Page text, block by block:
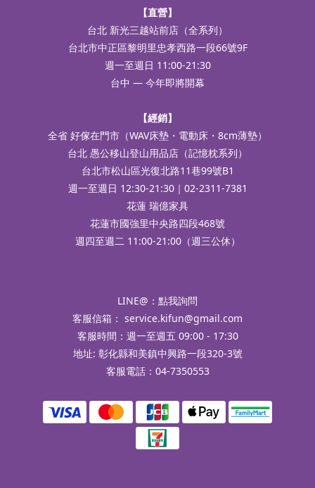
【直營】
台北 新光三越站前店（全系列）
台北市中正區黎明里忠孝西路一段66號9F
週一至週日 11:00-21:30
台中 — 今年即將開幕
【經銷】
全省 好傢在門市（WAV床墊・電動床・8cm薄墊）
台北 愚公移山登山用品店（記憶枕系列）
台北市松山區光復北路11巷99號B1
週一至週日 12:30-21:30｜02-2311-7381
花蓮 瑞億家具
花蓮市國強里中央路四段468號
週四至週二 11:00-21:00（週三公休）
LINE@： 點我詢問
客服信箱： service.kifun@gmail.com
客服時間：週一至週五 09:00 - 17:30
地址: 彰化縣和美鎮中興路一段320-3號
客服電話：04-7350553